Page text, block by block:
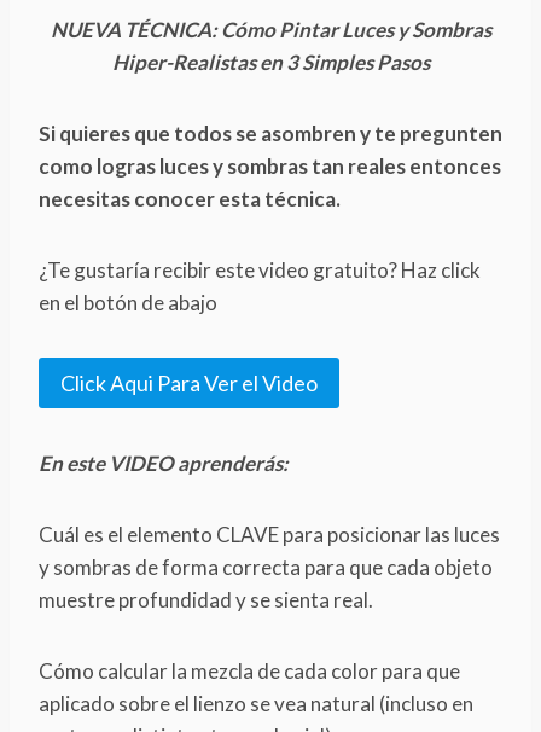
NUEVA TÉCNICA: Cómo Pintar Luces y Sombras
Hiper-Realistas en 3 Simples Pasos
Si quieres que todos se asombren y te pregunten
como logras luces y sombras tan reales entonces
necesitas conocer esta técnica.
¿Te gustaría recibir este video gratuito? Haz click
en el botón de abajo
Click Aqui Para Ver el Video
En este VIDEO aprenderás:
Cuál es el elemento CLAVE para posicionar las luces
y sombras de forma correcta para que cada objeto
muestre profundidad y se sienta real.
Cómo calcular la mezcla de cada color para que
aplicado sobre el lienzo se vea natural (incluso en